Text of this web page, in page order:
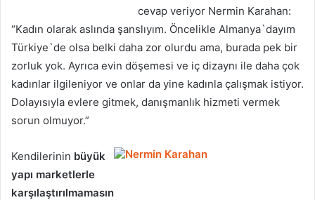
cevap veriyor Nermin Karahan:
“Kadın olarak aslında şanslıyım. Öncelikle Almanya`dayım
Türkiye`de olsa belki daha zor olurdu ama, burada pek bir
zorluk yok. Ayrıca evin döşemesi ve iç dizaynı ile daha çok
kadınlar ilgileniyor ve onlar da yine kadınla çalışmak istiyor.
Dolayısıyla evlere gitmek, danışmanlık hizmeti vermek
sorun olmuyor.”
Kendilerinin büyük
yapı marketlerle
karşılaştırılmamasın